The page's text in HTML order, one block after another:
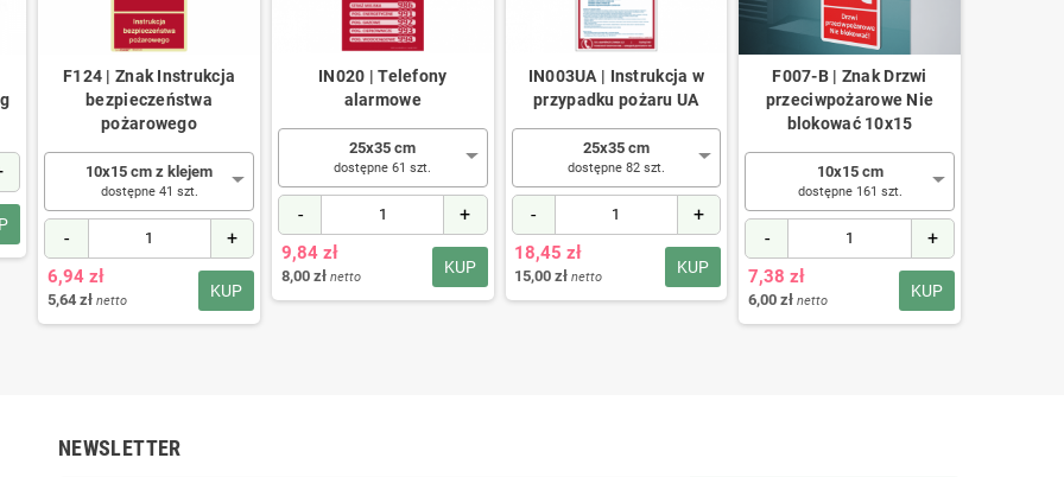
F124 | Znak Instrukcja
bezpieczeństwa
pożarowego
10x15 cm z klejem
dostępne 41 szt.
- +
KUP
6,94 zł
5,64 zł netto
IN020 | Telefony
alarmowe
25x35 cm
dostępne 61 szt.
- +
KUP
9,84 zł
8,00 zł netto
IN003UA | Instrukcja w
przypadku pożaru UA
25x35 cm
dostępne 82 szt.
- +
KUP
18,45 zł
15,00 zł netto
F007-B | Znak Drzwi
przeciwpożarowe Nie
blokować 10x15
10x15 cm
dostępne 161 szt.
- +
KUP
7,38 zł
6,00 zł netto
NEWSLETTER